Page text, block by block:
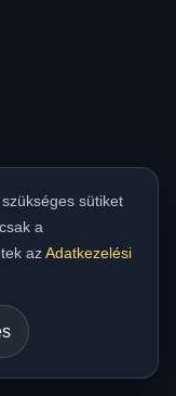
sütiket
a
azAdatkezelési